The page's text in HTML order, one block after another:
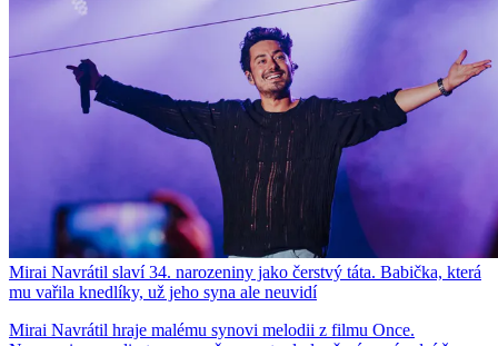
Mirai Navrátil slaví 34. narozeniny jako čerstvý táta. Babička, která
mu vařila knedlíky, už jeho syna ale neuvidí
Mirai Navrátil hraje malému synovi melodii z filmu Once.